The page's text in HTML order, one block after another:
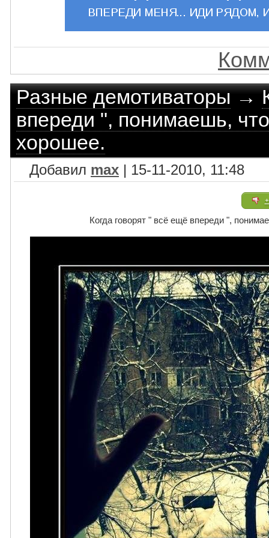
Разные демотиваторы→
впереди ", понимаешь,
хорошее.
Добавил max | 15-11-2010, 11:48
Когда говорят " всё ещё впереди ",